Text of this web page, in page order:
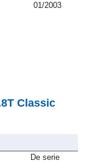
01/2003
Classic
De serie